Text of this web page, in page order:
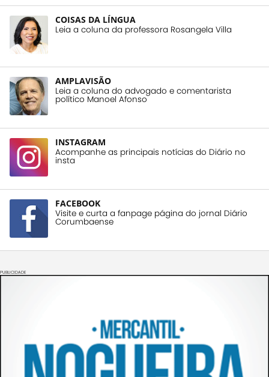
COISAS DA LÍNGUA
Leia a coluna da professora Rosangela Villa
AMPLAVISÃO
Leia a coluna do advogado e comentarista
político Manoel Afonso
INSTAGRAM
Acompanhe as principais notícias do Diário no
insta
FACEBOOK
Visite e curta a fanpage página do jornal Diário
Corumbaense
PUBLICIDADE